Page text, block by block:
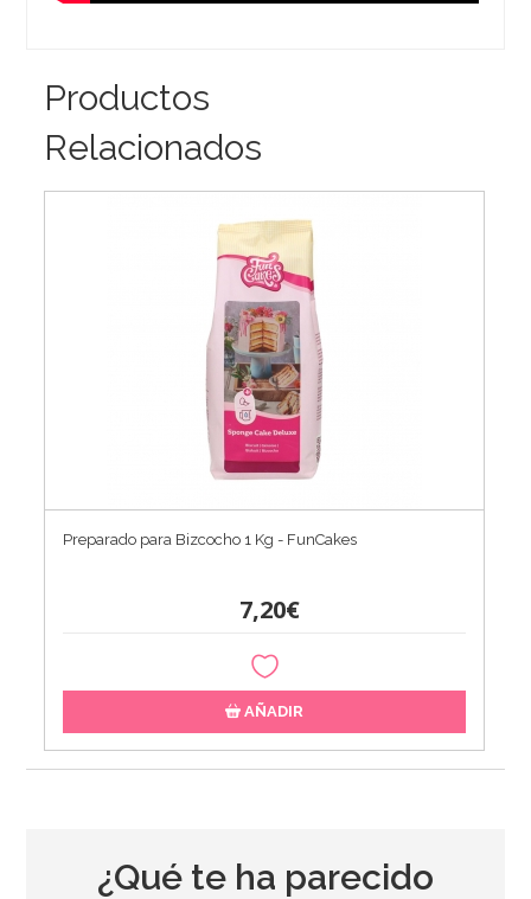
Productos
Relacionados
Preparado para Bizcocho 1 Kg - FunCakes
7,20€
AÑADIR
¿Qué te ha parecido